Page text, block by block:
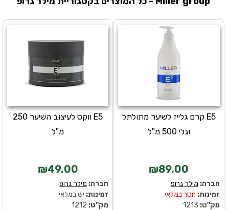
E5 ווקס לעיצוב השיער 250
מ"ל
₪49.00
חברה: מילר גרופ
זמינות: יש במלאי
מק''ט:
E5 קרם גלייז לשיער מתולתל
וגלי 500 מ"ל
₪89.00
חברה: מילר גרופ
זמינות: חסר במלאי
מק''ט: